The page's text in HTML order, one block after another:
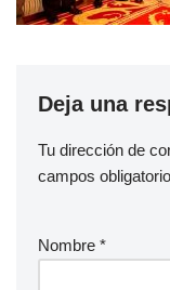
Deja una
Tu dirección de
campos
Nombre *